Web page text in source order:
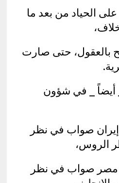
الحياد من بعد ما
بالعقول، حتى صارت
أيضاً _ في شؤون
صواب في نظر
الروس،
مصر صواب في نظر